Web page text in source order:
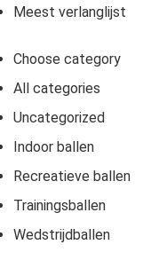
Meest verlanglijst
Choose category
All categories
Uncategorized
Indoor ballen
Recreatieve ballen
Trainingsballen
Wedstrijdballen